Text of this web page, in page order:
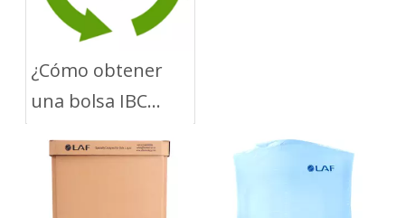
¿Cómo obtener
una bolsa IBC